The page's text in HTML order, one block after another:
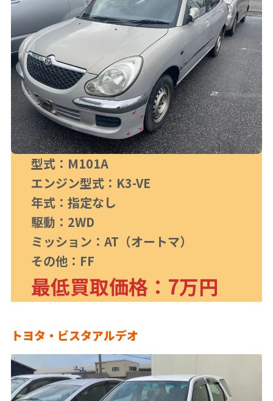
型式：M101A
エンジン型式：K3-VE
年式：指定なし
駆動：2WD
ミッション：AT（オートマ）
その他：FF
最低買取価格：7万円
トヨタ・ビスタアルデオ